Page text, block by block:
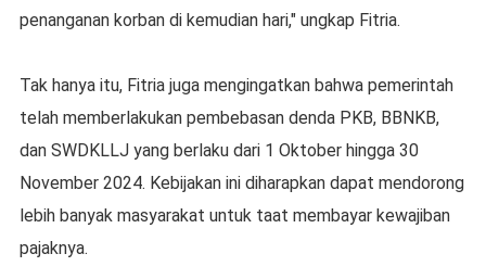
penanganan korban di kemudian hari," ungkap Fitria.
Tak hanya itu, Fitria juga mengingatkan bahwa pemerintah
telah memberlakukan pembebasan denda PKB, BBNKB,
dan SWDKLLJ yang berlaku dari 1 Oktober hingga 30
November 2024. Kebijakan ini diharapkan dapat mendorong
lebih banyak masyarakat untuk taat membayar kewajiban
pajaknya.